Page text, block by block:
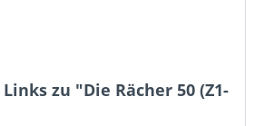
zu "Die Rächer 50 (Z1-